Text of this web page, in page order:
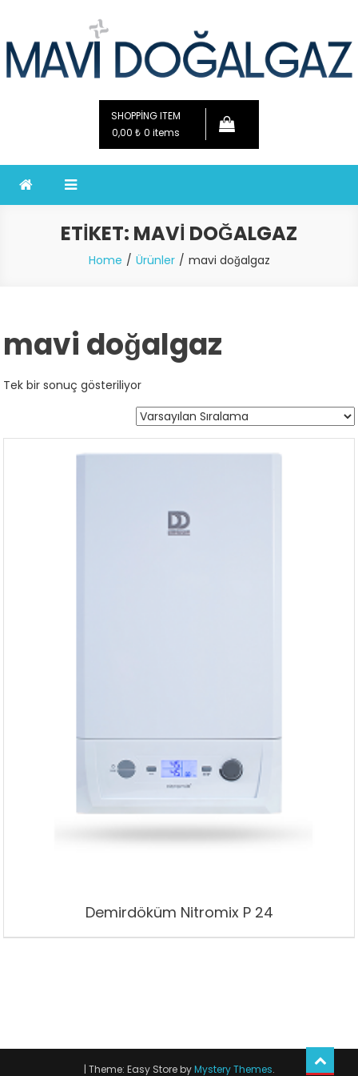
content
SHOPPING ITEM
0,00 ₺ 0 items
ETIKET: MAVI DOĞALGAZ
Home Ürünler mavi doğalgaz
mavi doğalgaz
Tek bir sonuç gösteriliyor
Demirdöküm Nitromix P 24
| Theme: Easy Store byMystery Themes.